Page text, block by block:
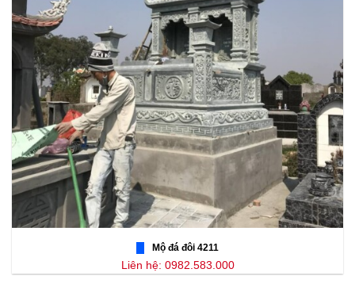
Mộ đá đôi 4211
Liên hệ: 0982.583.000